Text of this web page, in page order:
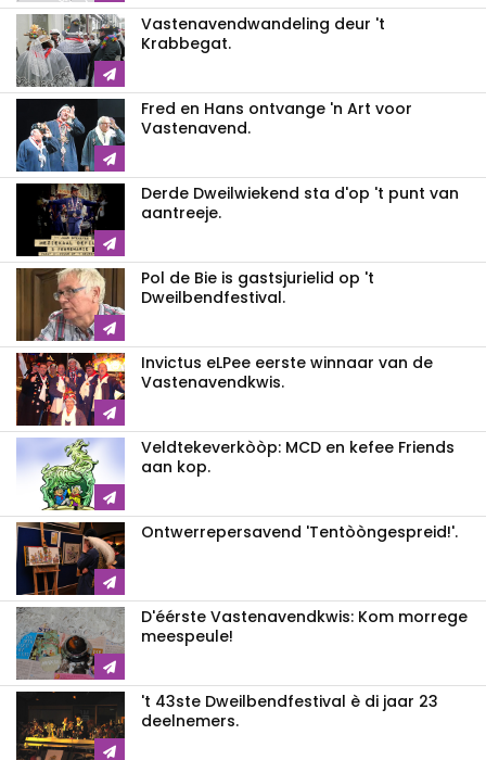
Vastenavendwandeling deur 't
Krabbegat.
Fred en Hans ontvange 'n Art voor
Vastenavend.
Derde Dweilwiekend sta d'op 't punt van
aantreeje.
Pol de Bie is gastsjurielid op 't
Dweilbendfestival.
Invictus eLPee eerste winnaar van de
Vastenavendkwis.
Veldtekeverkòòp: MCD en kefee Friends
aan kop.
Ontwerrepersavend 'Tentòòngespreid!'.
D'éérste Vastenavendkwis: Kom morrege
meespeule!
't 43ste Dweilbendfestival è di jaar 23
deelnemers.